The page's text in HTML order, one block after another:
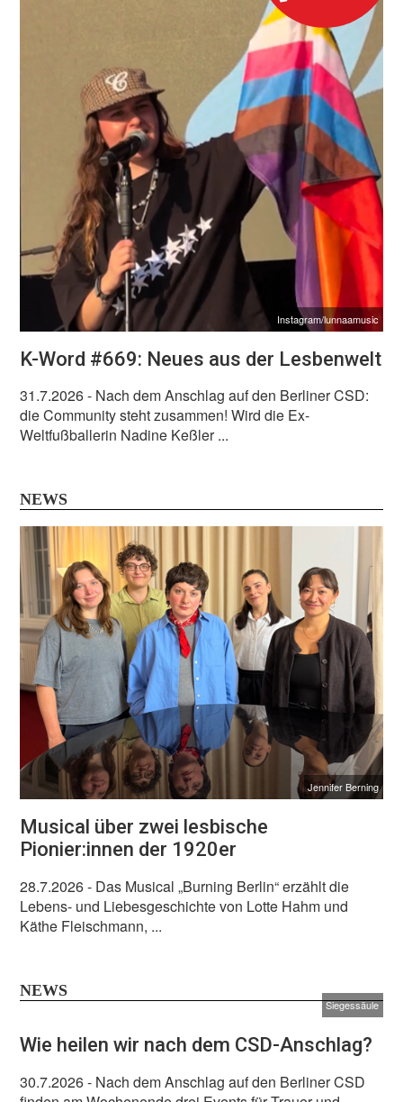
Instagram/lunnaamusic
K-Word #669: Neues aus der Lesbenwelt
31.7.2026- Nach dem Anschlag auf den Berliner CSD:
die Community steht zusammen! Wird die Ex-
Weltfußballerin Nadine Keßler ...
NEWS
Jennifer Berning
Musical über zwei lesbische
Pionier:innen der 1920er
28.7.2026- Das Musical „Burning Berlin“ erzählt die
Lebens- und Liebesgeschichte von Lotte Hahm und
Käthe Fleischmann, ...
NEWS
Siegessäule
Wie heilen wir nach dem CSD-Anschlag?
30.7.2026- Nach dem Anschlag auf den Berliner CSD